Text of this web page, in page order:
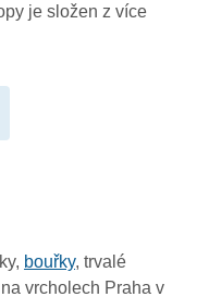
03:20
01:40
je složen z více
bouřky, trvalé
vrcholech Praha v